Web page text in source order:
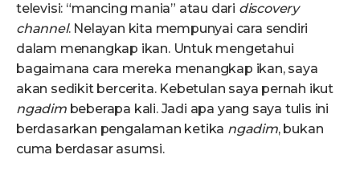
televisi: “mancing mania” atau dari discovery
channel. Nelayan kita mempunyai cara sendiri
dalam menangkap ikan. Untuk mengetahui
bagaimana cara mereka menangkap ikan, saya
akan sedikit bercerita. Kebetulan saya pernah ikut
ngadimbeberapa kali. Jadi apa yang saya tulis ini
berdasarkan pengalaman ketika ngadim, bukan
cuma berdasar asumsi.